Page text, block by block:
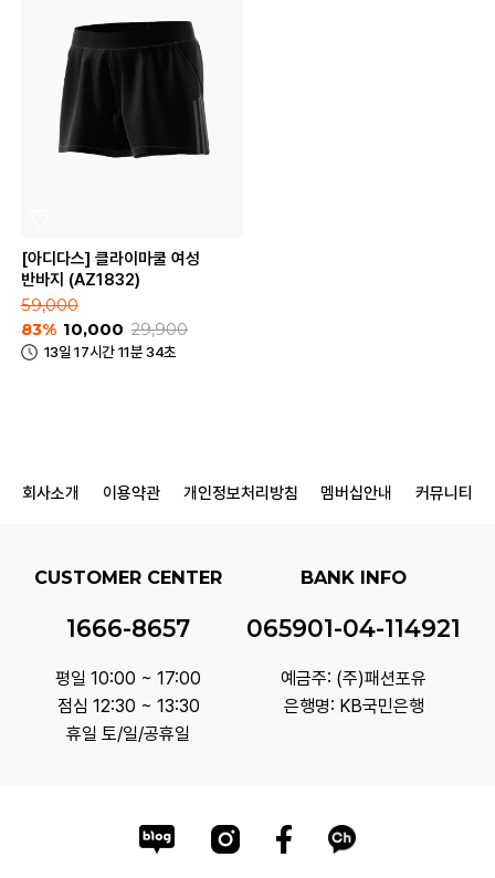
[아디다스] 클라이마쿨 여성
반바지 (AZ1832)
59,000
83% 10,000 29,900
13일 17시간 11분 34초
회사소개 이용약관 개인정보처리방침 멤버십안내 커뮤니티
CUSTOMER CENTER
1666-8657
평일 10:00 ~ 17:00
점심 12:30 ~ 13:30
휴일 토/일/공휴일
BANK INFO
065901-04-114921
예금주: (주)패션포유
은행명: KB국민은행